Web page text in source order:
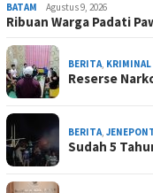
BATAM Agustus 9, 2026
Ribuan Warga Padati
BERITA, KRIMINAL
Reserse
BERITA,
Sudah 5